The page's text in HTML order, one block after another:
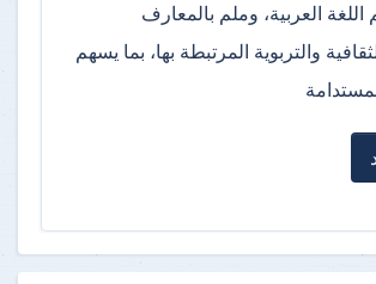
اللغة العربية، وملم بالمعارف
والتربوية المرتبطة بها، بما يسهم